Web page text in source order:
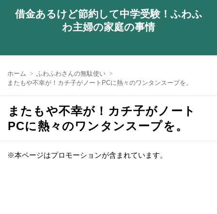
借金あるけど節約して中学受験！ふわふ
わ主婦の家庭の事情
ホーム
ふわふわさんの無駄使い
またもや不幸が！カチ子がノートPCに熱々のワンタンスープを。
またもや不幸が！カチ子がノート
PCに熱々のワンタンスープを。
※本ページはプロモーションが含まれています。